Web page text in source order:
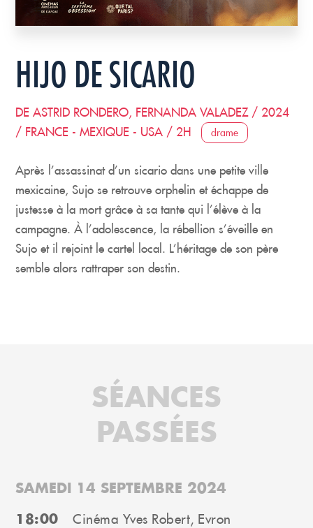
HIJO DE SICARIO
DE ASTRID RONDERO, FERNANDA VALADEZ / 2024
/ FRANCE - MEXIQUE - USA / 2H
drame
Après l’assassinat d’un sicario dans une petite ville
mexicaine, Sujo se retrouve orphelin et échappe de
justesse à la mort grâce à sa tante qui l’élève à la
campagne. À l’adolescence, la rébellion s’éveille en
Sujo et il rejoint le cartel local. L’héritage de son père
semble alors rattraper son destin.
SÉANCES
PASSÉES
SAMEDI 14 SEPTEMBRE 2024
18:00 Cinéma Yves Robert, Evron